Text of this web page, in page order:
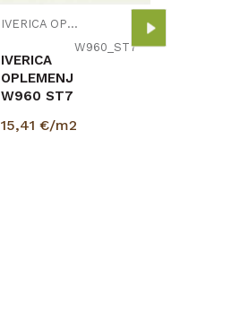
IVERICA OPLEMENJENA
W960_ST7
IVERICA
OPLEMENJENA
W960 ST7
18/2800/2070mm
15,41 €/m2